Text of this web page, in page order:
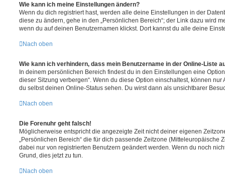
Wie kann ich meine Einstellungen ändern?
Wenn du dich registriert hast, werden alle deine Einstellungen in der
diese zu ändern, gehe in den „Persönlichen Bereich“; der Link dazu wird
wenn du auf deinen Benutzernamen klickst. Dort kannst du alle deine
Nach oben
Wie kann ich verhindern, dass mein Benutzername in der Online-Liste
In deinem persönlichen Bereich findest du in den Einstellungen eine
dieser Sitzung verbergen“. Wenn du diese Option einschaltest, können
du selbst deinen Online-Status sehen. Du wirst dann als unsichtbarer
Nach oben
Die Forenuhr geht falsch!
Möglicherweise entspricht die angezeigte Zeit nicht deiner eigenen
„Persönlichen Bereich“ die für dich passende Zeitzone (Mitteleuropäische
dabei nur von registrierten Benutzern geändert werden. Wenn du noch
Grund, dies jetzt zu tun.
Nach oben